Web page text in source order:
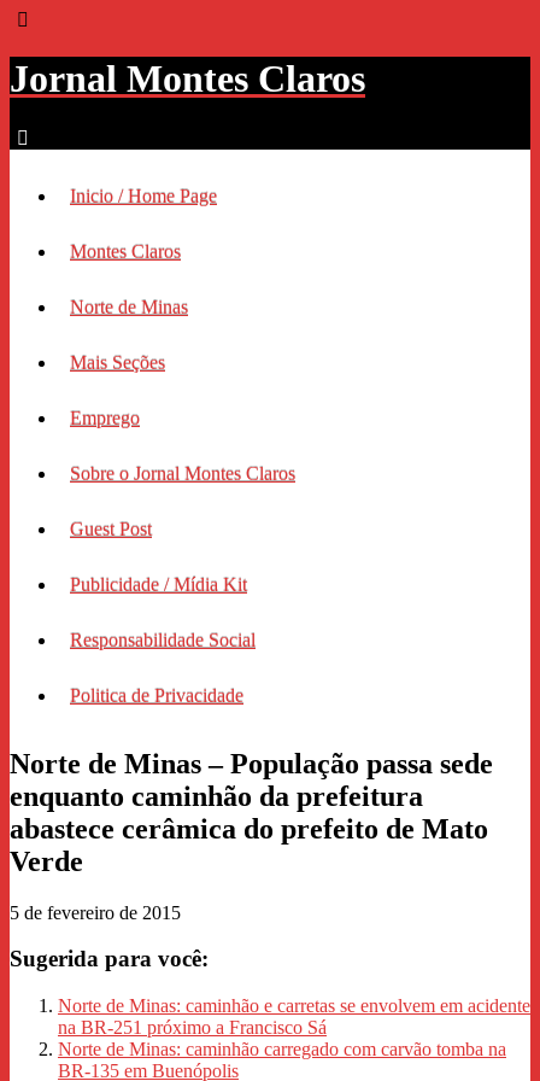
Jornal Montes Claros
Inicio / Home Page
Montes Claros
Norte de Minas
Mais Seções
Emprego
Sobre o Jornal Montes Claros
Guest Post
Publicidade / Mídia Kit
Responsabilidade Social
Politica de Privacidade
Norte de Minas – População passa sede
enquanto caminhão da prefeitura
abastece cerâmica do prefeito de Mato
Verde
5 de fevereiro de 2015
Sugerida para você:
Norte de Minas: caminhão e carretas se envolvem em acidente
na BR-251 próximo a Francisco Sá
Norte de Minas: caminhão carregado com carvão tomba na
BR-135 em Buenópolis